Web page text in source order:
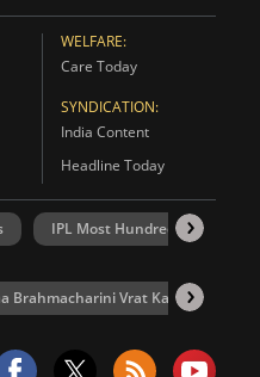
WELFARE:
Care Today
SYNDICATION:
India Content
Headline Today
IPL Most Hundreds
Brahmacharini Vrat Katha